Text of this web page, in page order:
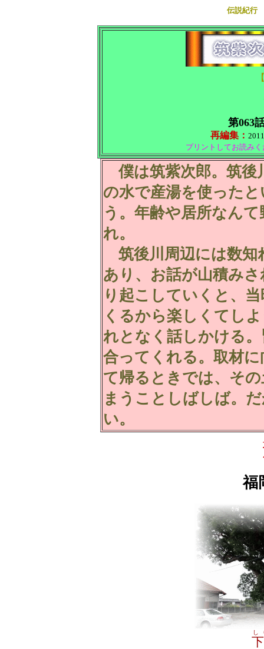
伝説紀行
第063
再編集：
プリントしてお読み
僕は筑紫次郎。筑後
の水で産湯を使った
う。年齢や居所なん
れ。
筑後川周辺には数知
あり、お話が山積み
り起こしていくと、
くるから楽しくてし
れとなく話しかける
合ってくれる。取材
て帰るときでは、そ
まうことしばしば。
い。
福
し